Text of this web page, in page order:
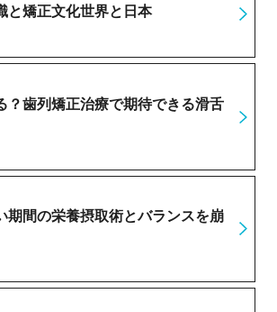
と矯正文化世界と日本
？歯列矯正治療で期待できる滑舌
期間の栄養摂取術とバランスを崩